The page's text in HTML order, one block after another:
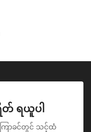
တ် ရယူပါ
ာခင်တွင် သင့်ထံ